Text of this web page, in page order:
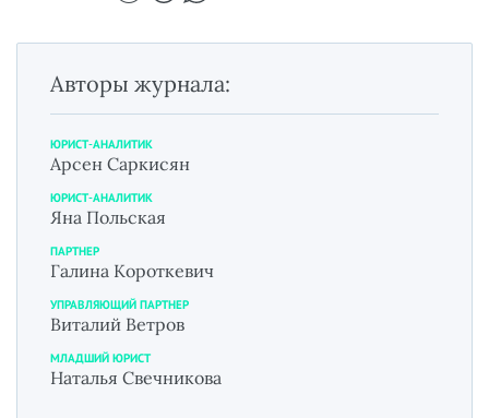
Авторы журнала:
ЮРИСТ-АНАЛИТИК
Арсен Саркисян
ЮРИСТ-АНАЛИТИК
Яна Польская
ПАРТНЕР
Галина Короткевич
УПРАВЛЯЮЩИЙ ПАРТНЕР
Виталий Ветров
МЛАДШИЙ ЮРИСТ
Наталья Свечникова